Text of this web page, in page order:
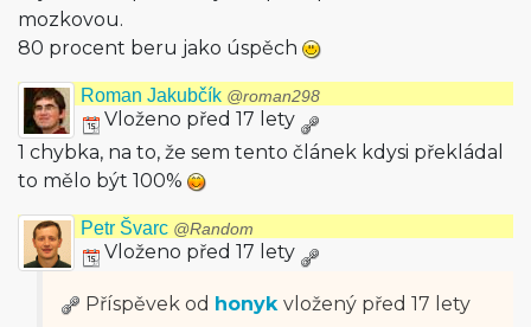
mozkovou.
80 procent beru jako úspěch
Roman Jakubčík @roman298
Vloženo před 17 lety
1 chybka, na to, že sem tento článek kdysi překládal
to mělo být 100%
Petr Švarc @Random
Vloženo před 17 lety
Příspěvek od honyk vložený před 17 lety